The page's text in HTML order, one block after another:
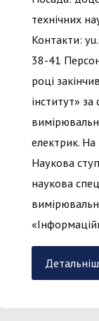
технічних
Контакти:
38-41
році
інститут»
електрик.
Наукова
наукова